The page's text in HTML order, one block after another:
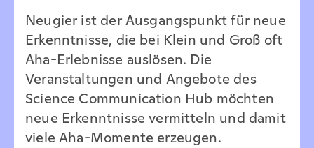
Neugier ist der Ausgangspunkt für neue
Erkenntnisse, die bei Klein und Groß oft
Aha-Erlebnisse auslösen. Die
Veranstaltungen und Angebote des
Science Communication Hub möchten
neue Erkenntnisse vermitteln und damit
viele Aha-Momente erzeugen.